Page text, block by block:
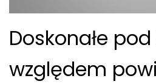
Doskonałe
względem